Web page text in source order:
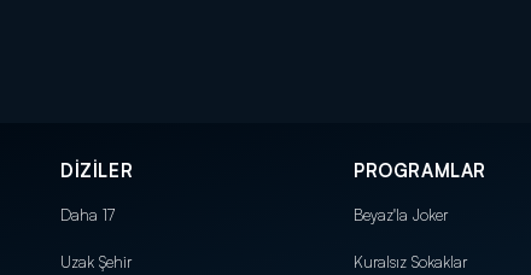
DİZİLER
Daha 17
Uzak Şehir
PROGRAMLAR
Beyaz'la Joker
Kuralsız Sokaklar